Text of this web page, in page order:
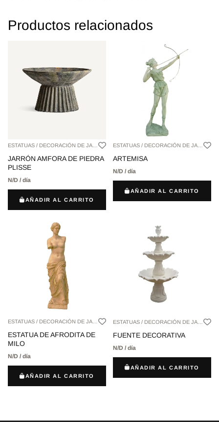
Productos relacionados
ESTATUAS / DECORACIÓN DE JARDÍN,
JARRÓN AMFORA DE PIEDRA
PLISSE
N/D / día
AÑADIR AL CARRITO
ESTATUAS / DECORACIÓN DE JARDÍN,
ARTEMISA
N/D / día
AÑADIR AL CARRITO
ESTATUAS / DECORACIÓN DE JARDÍN,
ESTATUA DE AFRODITA DE
MILO
N/D / día
AÑADIR AL CARRITO
ESTATUAS / DECORACIÓN DE JARDÍN,
FUENTE DECORATIVA
N/D / día
AÑADIR AL CARRITO